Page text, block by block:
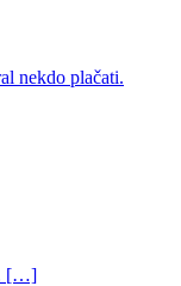
nekdo plačati.
[…]